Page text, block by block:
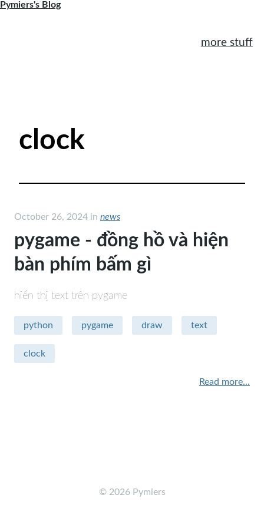
Pymiers's Blog
more stuff
clock
October 26, 2024 in news
pygame - đồng hồ và hiện
bàn phím bấm gì
hiển thị text trên pygame
python pygame draw text
clock
Read more...
© 2026 Pymiers